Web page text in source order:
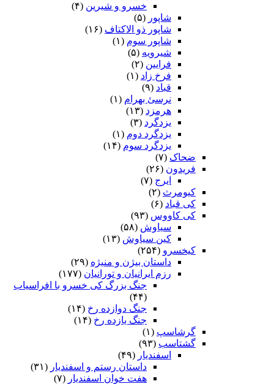
خسرو و شیرین (۴)
شاپور (۵)
شاپور ذو الاکتاف (۱۶)
شاپور سوم‏ (۱)
شیرویه (۵)
فرایین (۲)
فرخ زاد (۱)
قباد (۹)
نرسئ بهرام‏ (۱)
هرمزد (۱۳)
یزدگرد (۳)
یزدگرد دوم (۱)
یزدگرد سوم (۱۴)
ضحاک (۷)
فریدون (۲۶)
ایرج (۷)
کیومرث (۲)
کی قباد (۶)
کی کاووس (۹۳)
سیاوش (۵۸)
کین سیاوش (۱۳)
کیخسرو (۲۵۴)
داستان بیژن و منیژه (۲۹)
رزم ایرانیان و تورانیان (۱۷۷)
جنگ بزرگ کی خسرو با افراسیاب
(۴۴)
جنگ دوازده رخ (۱۴)
جنگ یازده رخ (۱۴)
گرشاسپ (۱)
گشتاسب (۹۳)
اسفندیار (۴۹)
داستان رستم و اسفندیار (۳۱)
هفت خوان اسفندیار (۷)